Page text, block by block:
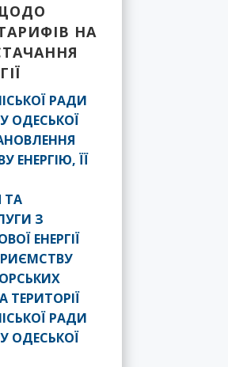
НА
РАДИ
ОДЕСЬКОЇ
ЕНЕРГІЮ, ЇЇ
ТА
З
ЕНЕРГІЇ
ТЕРИТОРІЇ
РАДИ
ОДЕСЬКОЇ